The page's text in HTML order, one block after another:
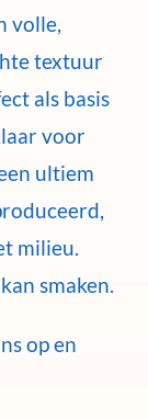
volle,
textuur
als basis
voor
ultiem
milieu.
smaken.
op en